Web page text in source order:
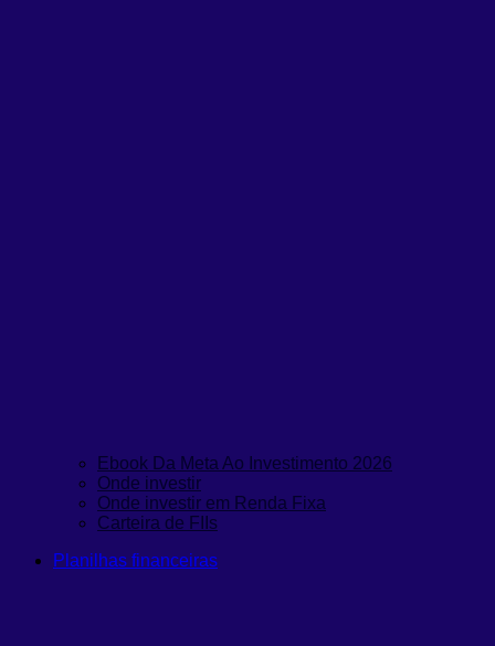
Ebook Da Meta Ao Investimento 2026
Onde investir
Onde investir em Renda Fixa
Carteira de FIIs
Planilhas financeiras